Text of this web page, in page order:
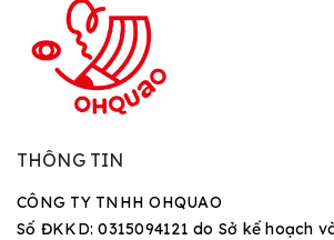
THÔNG TIN
CÔNG TY TNHH OHQUAO
Số ĐKKD: 0315094121 do Sở kế hoạch